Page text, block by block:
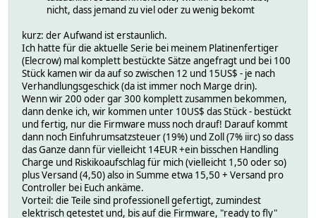
nicht, dass jemand zu viel oder zu wenig bekomt
kurz: der Aufwand ist erstaunlich.
Ich hatte für die aktuelle Serie bei meinem Platinenfertiger
(Elecrow) mal komplett bestückte Sätze angefragt und bei 100
Stück kamen wir da auf so zwischen 12 und 15US$ - je nach
Verhandlungsgeschick (da ist immer noch Marge drin).
Wenn wir 200 oder gar 300 komplett zusammen bekommen,
dann denke ich, wir kommen unter 10US$ das Stück - bestückt
und fertig, nur die Firmware muss noch drauf! Darauf kommt
dann noch Einfuhrumsatzsteuer (19%) und Zoll (7% iirc) so dass
das Ganze dann für vielleicht 14EUR +ein bisschen Handling
Charge und Riskikoaufschlag für mich (vielleicht 1,50 oder so)
plus Versand (4,50) also in Summe etwa 15,50 + Versand pro
Controller bei Euch ankäme.
Vorteil: die Teile sind professionell gefertigt, zumindest
elektrisch getestet und, bis auf die Firmware, "ready to fly"